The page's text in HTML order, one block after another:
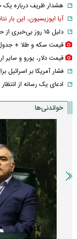
هشدار ظریف درباره یک
آیا اپوزیسیون، این بار
دلیل ۱۵ روز بی‌خبری از حمیدرضا رجب‌زاده
قیمت سکه و طلا +
قیمت دلار، یورو و سایر
فشار آمریکا بر اسرائیل
ادعای یک رسانه از
خواندنی‌ها